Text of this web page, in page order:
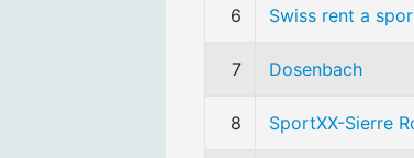
6 Swiss rent a
7 Dosenbach
8 SportXX-Sierre